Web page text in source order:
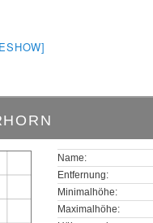
Name:
Entfernung:
Minimalhöhe:
Maximalhöhe: